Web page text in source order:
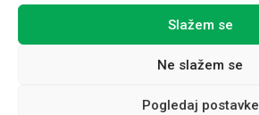
Slažem se
Ne slažem se
Pogledaj postavke
Daljinska indikacija